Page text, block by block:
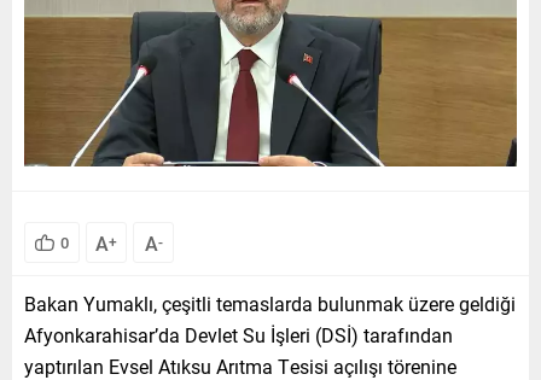
0 A+ A-
Bakan Yumaklı, çeşitli temaslarda bulunmak üzere geldiği
Afyonkarahisar’da Devlet Su İşleri (DSİ) tarafından
yaptırılan Evsel Atıksu Arıtma Tesisi açılışı törenine